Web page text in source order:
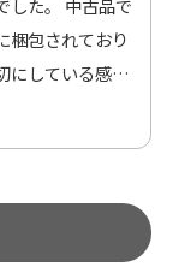
梱包されており
にしている感が
立つことなく綺
安く購入でき